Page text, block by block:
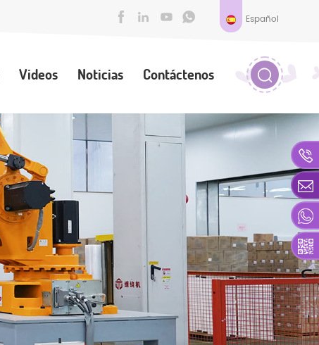
Español
Videos Noticias Contáctenos